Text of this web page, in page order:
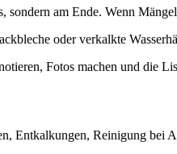
am Ende. Wenn
oder verkalkte
Fotos machen und die
Entkalkungen, Reinigung bei